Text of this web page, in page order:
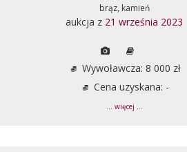
brąz, kamień
aukcja z 21 września 2023
Wywoławcza: 8 000 zł
Cena uzyskana: -
... więcej ...